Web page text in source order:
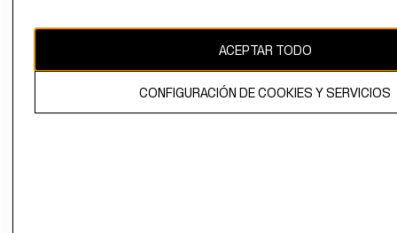
El contenido de esta página web está protegido por copyright y es
propiedad de H&M Hennes & Mauritz AB.
ACEPTAR TODO
CONFIGURACIÓN DE COOKIES Y SERVICIOS